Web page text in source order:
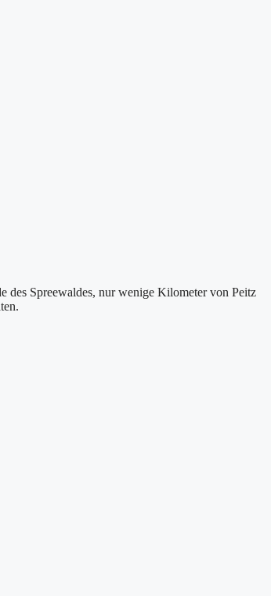
des Spreewaldes, nur wenige Kilometer von Peitz